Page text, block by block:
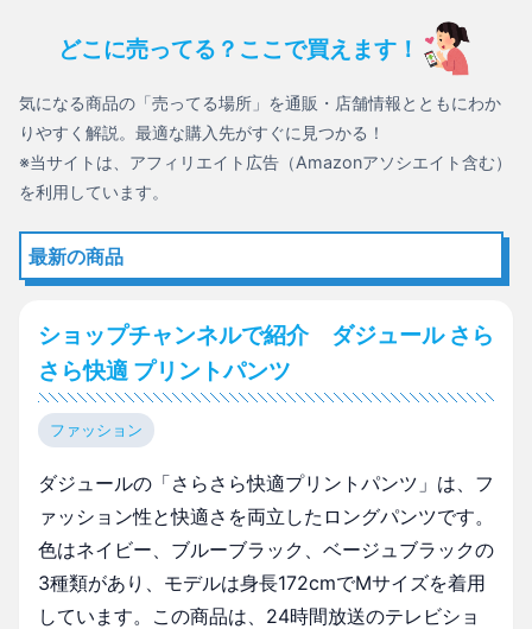
どこに売ってる？ここで買えます！
気になる商品の「売ってる場所」を通販・店舗情報とともにわか
りやすく解説。最適な購入先がすぐに見つかる！
※当サイトは、アフィリエイト広告（Amazonアソシエイト含む）
を利用しています。
最新の商品
ショップチャンネルで紹介 ダジュール さら
さら快適 プリントパンツ
ファッション
ダジュールの「さらさら快適プリントパンツ」は、フ
ァッション性と快適さを両立したロングパンツです。
色はネイビー、ブルーブラック、ベージュブラックの
3種類があり、モデルは身長172cmでMサイズを着用
しています。この商品は、24時間放送のテレビショ